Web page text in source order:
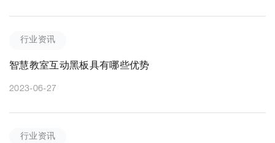
行业资讯
智慧教室互动黑板具有哪些优势
2023-06-27
行业资讯